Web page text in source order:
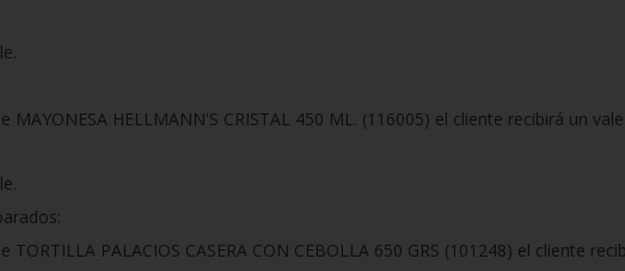
MAYONESA HELLMANN'S CRISTAL 450 ML. (116005) el cliente recibirá un
TORTILLA PALACIOS CASERA CON CEBOLLA 650 GRS (101248) el cliente